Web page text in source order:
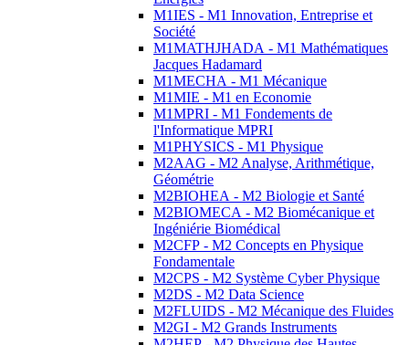
M1IES - M1 Innovation, Entreprise et
Société
M1MATHJHADA - M1 Mathématiques
Jacques Hadamard
M1MECHA - M1 Mécanique
M1MIE - M1 en Economie
M1MPRI - M1 Fondements de
l'Informatique MPRI
M1PHYSICS - M1 Physique
M2AAG - M2 Analyse, Arithmétique,
Géométrie
M2BIOHEA - M2 Biologie et Santé
M2BIOMECA - M2 Biomécanique et
Ingéniérie Biomédical
M2CFP - M2 Concepts en Physique
Fondamentale
M2CPS - M2 Système Cyber Physique
M2DS - M2 Data Science
M2FLUIDS - M2 Mécanique des Fluides
M2GI - M2 Grands Instruments